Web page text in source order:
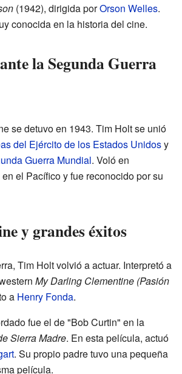
(1942), dirigida porOrson Welles.
conocida en la historia del cine.
la Segunda Guerra
se detuvo en 1943. Tim Holt se unió
del Ejército de los Estados Unidosy
Guerra Mundial. Voló en
el Pacífico y fue reconocido por su
y grandes éxitos
Tim Holt volvió a actuar. Interpretó a
My Darling Clementine (Pasión
a Henry Fonda.
fue el de "Bob Curtin" en la
Sierra Madre. En esta película, actuó
. Su propio padre tuvo una pequeña
película.